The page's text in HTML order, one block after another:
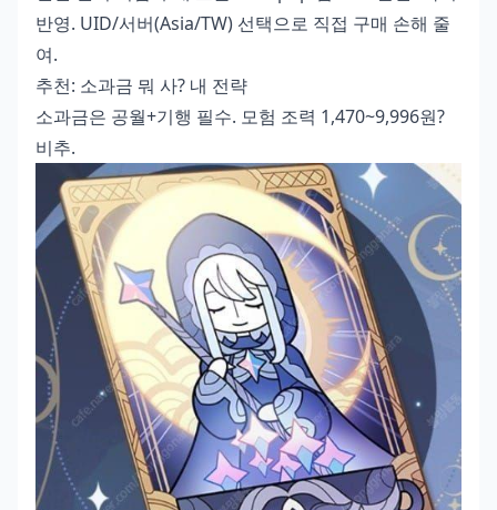
반영. UID/서버(Asia/TW) 선택으로 직접 구매 손해 줄
여.
추천: 소과금 뭐 사? 내 전략
소과금은 공월+기행 필수. 모험 조력 1,470~9,996원?
비추.